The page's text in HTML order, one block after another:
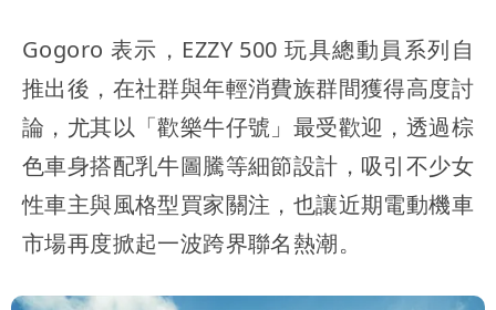
Gogoro 表示，EZZY 500 玩具總動員系列自
推出後，在社群與年輕消費族群間獲得高度討
論，尤其以「歡樂牛仔號」最受歡迎，透過棕
色車身搭配乳牛圖騰等細節設計，吸引不少女
性車主與風格型買家關注，也讓近期電動機車
市場再度掀起一波跨界聯名熱潮。